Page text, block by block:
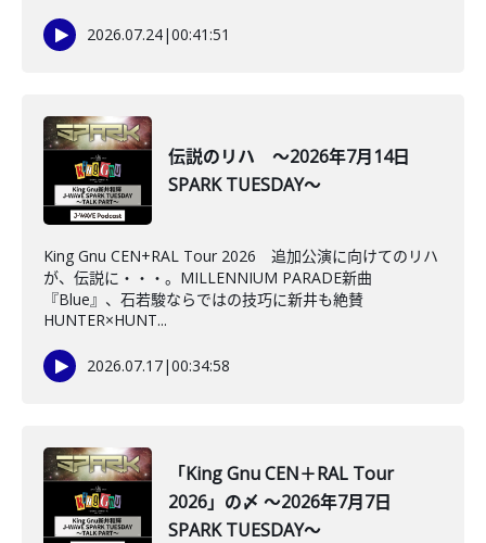
2026.07.24|00:41:51
伝説のリハ ～2026年7月14日
SPARK TUESDAY～
King Gnu CEN+RAL Tour 2026 追加公演に向けてのリハ
が、伝説に・・・。MILLENNIUM PARADE新曲
『Blue』、石若駿ならではの技巧に新井も絶賛
HUNTER×HUNT...
2026.07.17|00:34:58
「King Gnu CEN＋RAL Tour
2026」の〆 ～2026年7月7日
SPARK TUESDAY～